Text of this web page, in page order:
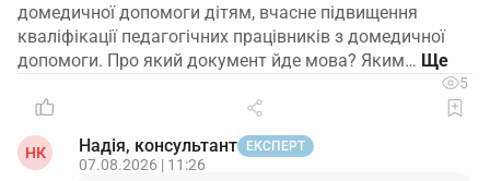
домедичної допомоги дітям, вчасне підвищення
кваліфікації педагогічних працівників з домедичної
допомоги. Про який документ йде мова? Яким…
5
НК Надія, консультант ЕКСПЕРТ
07.08.2026 | 11:26